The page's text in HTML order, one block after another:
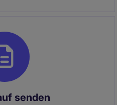
senden